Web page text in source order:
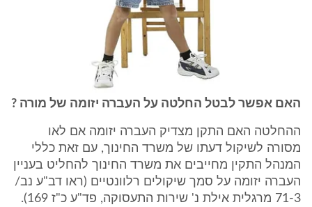
האם אפשר לבטל החלטה על העברה יזומה של מורה ?
ההחלטה האם התקן מצדיק העברה יזומה אם לאו
מסורה לשיקול דעתו של משרד החינוך, עם זאת כללי
המנהל התקין מחייבים את משרד החינוך להחליט בעניין
העברה יזומה על סמך שיקולים רלוונטיים (ראו דב"ע נב/
71-3 מרגלית אילת נ' שירות התעסוקה, פד"ע כ"ז 169).